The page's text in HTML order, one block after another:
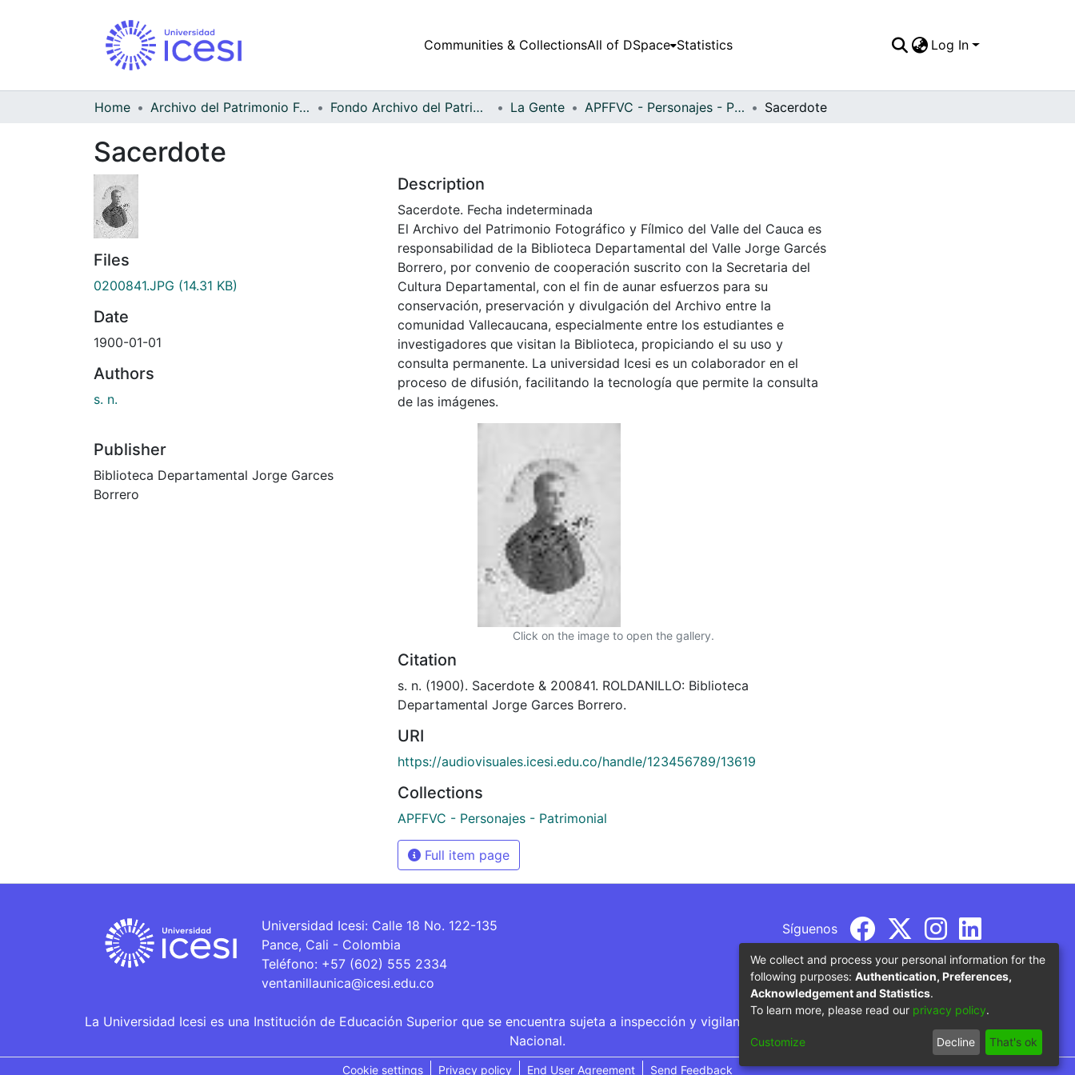
Communities & CollectionsAll of DSpace Statistics Log In
Home Archivo del Patrimonio Fotográfico y Fílmico del Valle del Cauca Fondo Archivo del Patrimonio Fotográfico y Fílmico del Valle del Cauca La Gente APFFVC - Personajes - Patrimonial Sacerdote
Sacerdote
Files
0200841.JPG (14.31 KB)
Date
1900-01-01
Authors
s. n.
Publisher
Biblioteca Departamental Jorge Garces
Borrero
Description
Sacerdote. Fecha indeterminada
El Archivo del Patrimonio Fotográfico y Fílmico del Valle del Cauca es
responsabilidad de la Biblioteca Departamental del Valle Jorge Garcés
Borrero, por convenio de cooperación suscrito con la Secretaria del
Cultura Departamental, con el fin de aunar esfuerzos para su
conservación, preservación y divulgación del Archivo entre la
comunidad Vallecaucana, especialmente entre los estudiantes e
investigadores que visitan la Biblioteca, propiciando el su uso y
consulta permanente. La universidad Icesi es un colaborador en el
proceso de difusión, facilitando la tecnología que permite la consulta
de las imágenes.
Click on the image to open the gallery.
Citation
s. n. (1900). Sacerdote & 200841. ROLDANILLO: Biblioteca
Departamental Jorge Garces Borrero.
URI
https://audiovisuales.icesi.edu.co/handle/123456789/13619
Collections
APFFVC - Personajes - Patrimonial
Full item page
Universidad Icesi: Calle 18 No. 122-135
Pance, Cali - Colombia
Teléfono: +57 (602) 555 2334
ventanillaunica@icesi.edu.co
Síguenos
La Universidad Icesi es una Institución de Educación Superior que se encuentra sujeta a inspección y vigilancia por parte del Ministerio de Educación
Nacional.
Cookie settings Privacy policy End User Agreement Send Feedback
We collect and process your personal information for the
following purposes: Authentication, Preferences,
Acknowledgement and Statistics.
To learn more, please read our privacy policy.
Customize Decline That's ok